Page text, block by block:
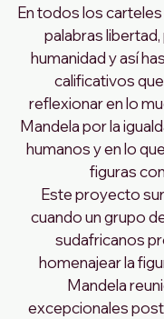
En todos los
palabras libertad,
humanidad y así
calificativos
reflexionar en lo
Mandela por la
humanos y en lo
figuras
Este proyecto
cuando un grupo
sudafricanos
homenajear la
Mandela
excepcionales